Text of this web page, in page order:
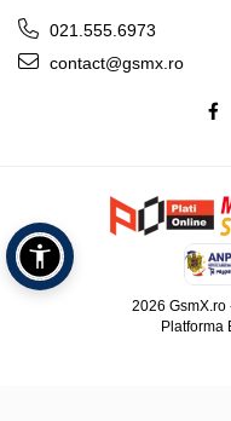
021.555.6973
contact@gsmx.ro
2026 GsmX.ro
Platforma